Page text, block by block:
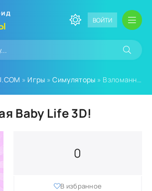
ВОЙТИ
» Игры »Симуляторы » Взломанная Baby Life 3D!
Baby Life 3D!
0
В избранное